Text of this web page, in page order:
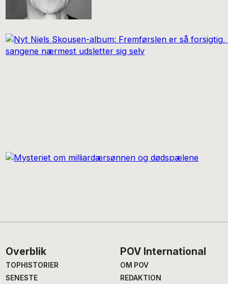
Footer
Overblik
TOPHISTORIER
SENESTE
POV International
OM POV
REDAKTION